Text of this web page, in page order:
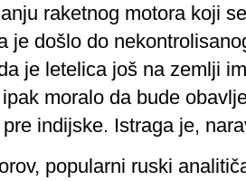
raketnog motora koji
je došlo do
je letelica još na zemlji
moralo da bude
indijske. Istraga je,
popularni ruski